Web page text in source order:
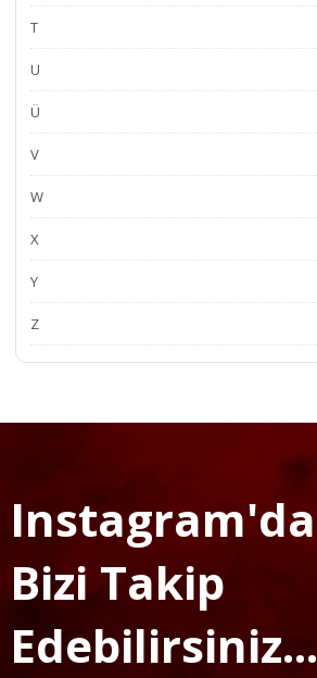
T
U
Ü
V
W
X
Y
Z
Instagram'da
Bizi Takip
Edebilirsiniz...